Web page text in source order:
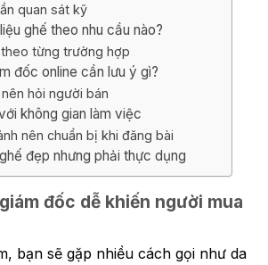
quan sát kỹ
ghế theo nhu cầu nào?
từng trường hợp
đốc online cần lưu ý gì?
hỏi người bán
không gian làm việc
nên chuẩn bị khi đăng bài
đẹp nhưng phải thực dụng
đốc dễ khiến người mua
bạn sẽ gặp nhiều cách gọi như da